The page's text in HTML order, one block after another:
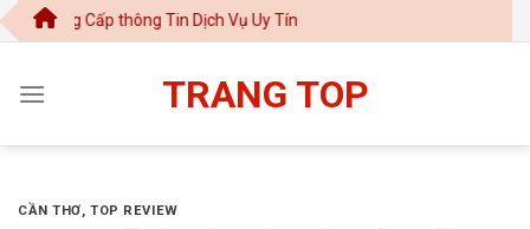
Chuyển
đến
dung
thông Tin Dịch Vụ Uy Tín
TRANG TOP
CẦN THƠ,TOP REVIEW